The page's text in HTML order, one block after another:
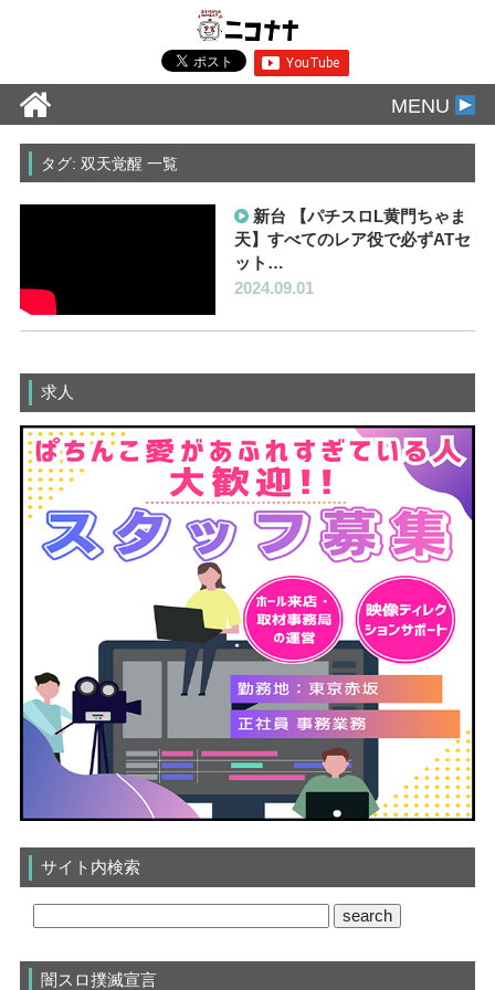
MENU
タグ: 双天覚醒 一覧
新台 【パチスロL黄門ちゃま
天】すべてのレア役で必ずATセ
ット…
2024.09.01
求人
サイト内検索
闇スロ撲滅宣言